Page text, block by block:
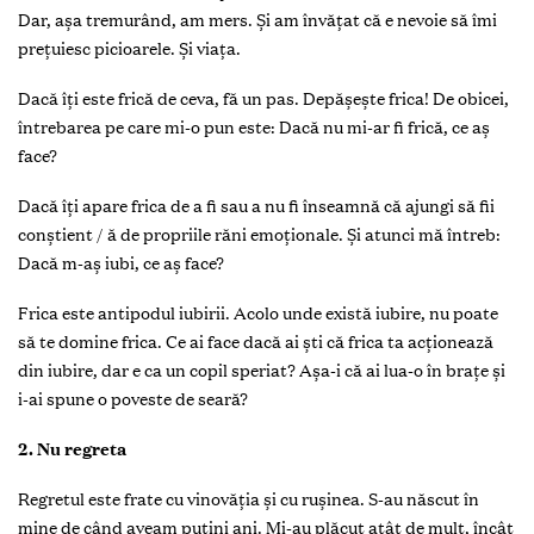
Dar, așa tremurând, am mers. Și am învăţat că e nevoie să îmi
preţuiesc picioarele. Și viaţa.
Dacă îţi este frică de ceva, fă un pas. Depășește frica! De obicei,
întrebarea pe care mi-o pun este: Dacă nu mi-ar fi frică, ce aș
face?
Dacă îţi apare frica de a fi sau a nu fi înseamnă că ajungi să fii
conștient / ă de propriile răni emoţionale. Și atunci mă întreb:
Dacă m-aș iubi, ce aș face?
Frica este antipodul iubirii. Acolo unde există iubire, nu poate
să te domine frica. Ce ai face dacă ai ști că frica ta acţionează
din iubire, dar e ca un copil speriat? Așa-i că ai lua-o în braţe și
i-ai spune o poveste de seară?
2. Nu regreta
Regretul este frate cu vinovăţia și cu rușinea. S-au născut în
mine de când aveam puţini ani. Mi-au plăcut atât de mult, încât